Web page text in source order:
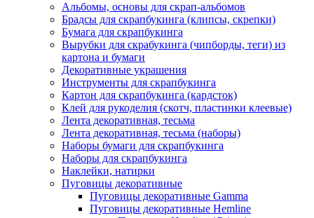
Альбомы, основы для скрап-альбомов
Брадсы для скрапбукинга (клипсы, скрепки)
Бумага для скрапбукинга
Вырубки для скрабукинга (чипборды, теги) из
картона и бумаги
Декоративные украшения
Инструменты для скрапбукинга
Картон для скрапбукинга (кардсток)
Клей для рукоделия (скотч, пластинки клеевые)
Лента декоративная, тесьма
Лента декоративная, тесьма (наборы)
Наборы бумаги для скрапбукинга
Наборы для скрапбукинга
Наклейки, натирки
Пуговицы декоративные
Пуговицы декоративные Gamma
Пуговицы декоративные Hemline